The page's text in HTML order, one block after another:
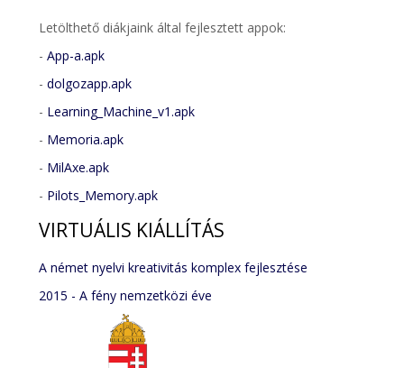
Letölthető diákjaink által fejlesztett appok:
-App-a.apk
-dolgozapp.apk
- Learning_Machine_v1.apk
- Memoria.apk
- MilAxe.apk
- Pilots_Memory.apk
VIRTUÁLIS KIÁLLÍTÁS
A német nyelvi kreativitás komplex fejlesztése
2015 - A fény nemzetközi éve